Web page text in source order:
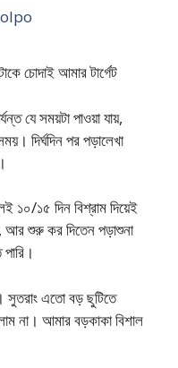
চোদাই আমার টার্গেট
যে সময়টা পাওয়া যায়,
দির্ঘদিন পর পড়ালেখা
১০/১৫ দিন বিশ্রাম দিয়েই
আর শুরু কর দিতেন পড়াশুনা
সুতরাং এতো বড় ছুটিতে
না। আমার বড়কাকা বিশাল